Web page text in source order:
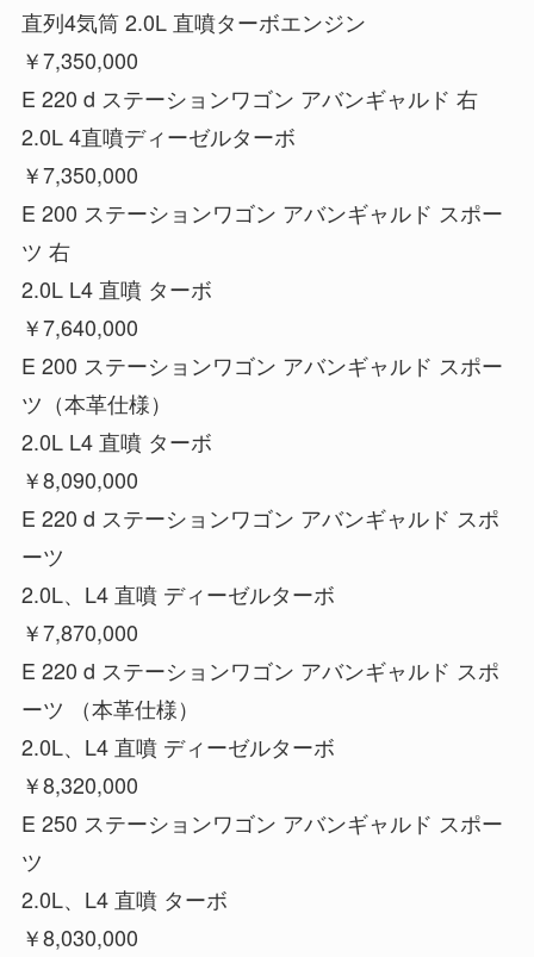
直列4気筒 2.0L 直噴ターボエンジン
￥7,350,000
E 220 d ステーションワゴン アバンギャルド 右
2.0L 4直噴ディーゼルターボ
￥7,350,000
E 200 ステーションワゴン アバンギャルド スポー
ツ 右
2.0L L4 直噴 ターボ
￥7,640,000
E 200 ステーションワゴン アバンギャルド スポー
ツ（本革仕様）
2.0L L4 直噴 ターボ
￥8,090,000
E 220 d ステーションワゴン アバンギャルド スポ
ーツ
2.0L、L4 直噴 ディーゼルターボ
￥7,870,000
E 220 d ステーションワゴン アバンギャルド スポ
ーツ （本革仕様）
2.0L、L4 直噴 ディーゼルターボ
￥8,320,000
E 250 ステーションワゴン アバンギャルド スポー
ツ
2.0L、L4 直噴 ターボ
￥8,030,000